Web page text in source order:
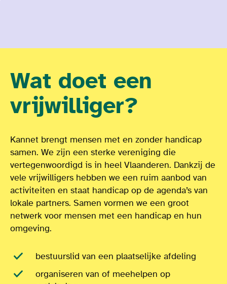
Wat doet een
vrijwilliger?
Kannet brengt mensen met en zonder handicap
samen. We zijn een sterke vereniging die
vertegenwoordigd is in heel Vlaanderen. Dankzij de
vele vrijwilligers hebben we een ruim aanbod van
activiteiten en staat handicap op de agenda’s van
lokale partners. Samen vormen we een groot
netwerk voor mensen met een handicap en hun
omgeving.
bestuurslid van een plaatselijke afdeling
organiseren van of meehelpen op